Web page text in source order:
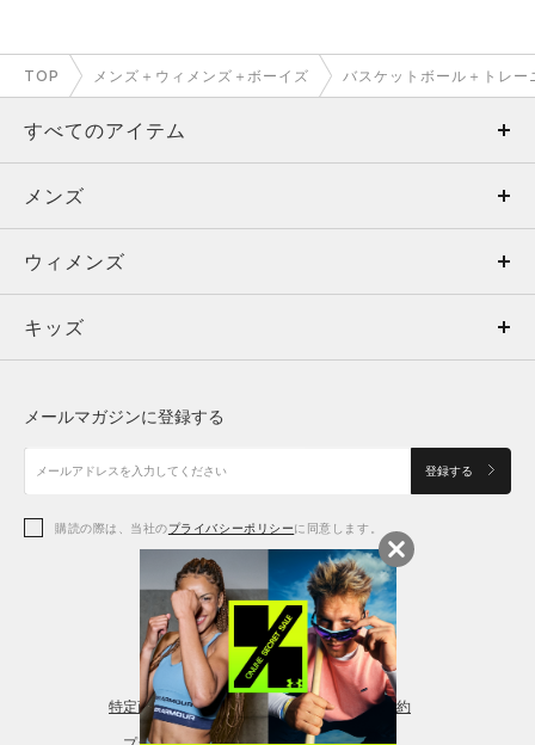
TOP メンズ＋ウィメンズ＋ボーイズ バスケットボール＋トレー
すべてのアイテム
メンズ
ウィメンズ
キッズ
アクセサリー
メンズ
トップス
ボトムス
アクセサリー
ウィメンズ
トップス
シューズ
アクセサリー
レギンス＆タイツ
キッズ
シューズ
メールマガジンに登録する
登録する
購読の際は、当社のプライバシーポリシーに同意します。
特定商取引法に基づく通販の表記 会員規約